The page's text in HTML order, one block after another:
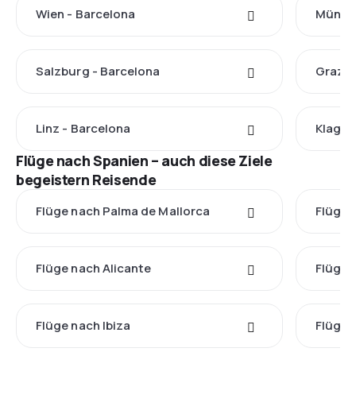
Wien - Barcelona
Salzburg - Barcelona Graz -
Linz - Barcelona
Flüge nach Spanien – auch diese Ziele
begeistern Reisende
Flüge nach Palma de Mallorca Flüge
Flüge nach Alicante Flüge
Flüge nach Ibiza Flüge